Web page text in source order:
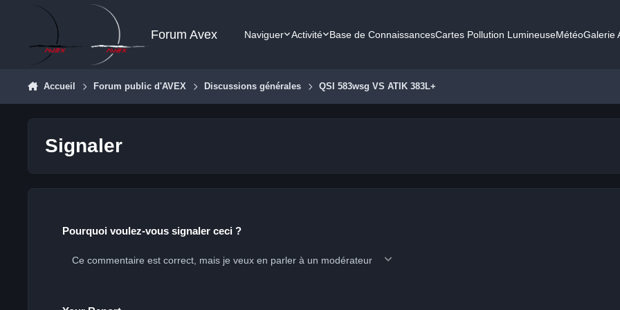
Aller au contenu
Forum Avex Naviguer Activité Base de ConnaissancesCartes Pollution LumineuseMétéoGalerie
Accueil Forum public d'AVEX Discussions générales QSI 583wsg VS ATIK 383L+
Signaler
Pourquoi voulez-vous signaler ceci ?